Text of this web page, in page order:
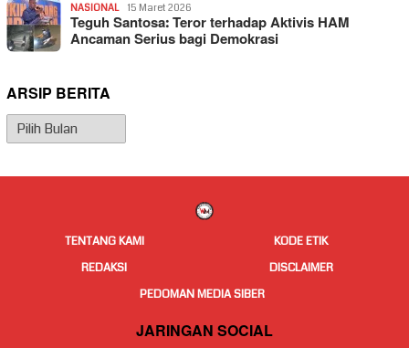
NASIONAL 15 Maret 2026
Teguh Santosa: Teror terhadap Aktivis HAM
Ancaman Serius bagi Demokrasi
ARSIP BERITA
Arsip
Berita
TENTANG KAMI
KODE ETIK
REDAKSI
DISCLAIMER
PEDOMAN MEDIA SIBER
JARINGAN SOCIAL